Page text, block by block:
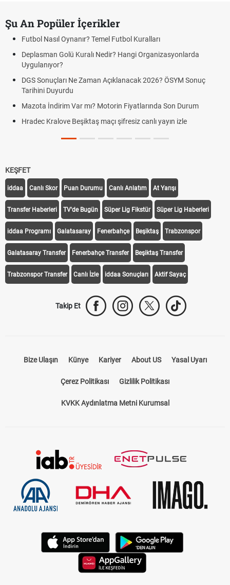
Şu An Popüler İçerikler
Futbol Nasıl Oynanır? Temel Futbol Kuralları
Deplasman Golü Kuralı Nedir? Hangi Organizasyonlarda
Uygulanıyor?
DGS Sonuçları Ne Zaman Açıklanacak 2026? ÖSYM Sonuç
Tarihini Duyurdu
Mazota İndirim Var mı? Motorin Fiyatlarında Son Durum
Hradec Kralove Beşiktaş maçı şifresiz canlı yayın izle
KEŞFET
iddaa Canlı Skor Puan Durumu Canlı Anlatım At Yarışı
Transfer Haberleri TV'de Bugün Süper Lig Fikstür Süper Lig Haberleri
iddaa Programı Galatasaray Fenerbahçe Beşiktaş Trabzonspor
Galatasaray Transfer Fenerbahçe Transfer Beşiktaş Transfer
Trabzonspor Transfer Canlı İzle iddaa Sonuçları Aktif Sayaç
Takip Et
Bize Ulaşın Künye Kariyer About US Yasal Uyarı
Çerez Politikası Gizlilik Politikası
KVKK Aydınlatma Metni Kurumsal